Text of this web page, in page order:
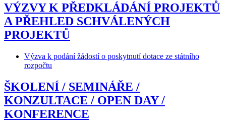
VÝZVY K PŘEDKLÁDÁNÍ PROJEKTŮ
A PŘEHLED SCHVÁLENÝCH
PROJEKTŮ
Výzva k podání žádostí o poskytnutí dotace ze státního
rozpočtu
ŠKOLENÍ / SEMINÁŘE /
KONZULTACE / OPEN DAY /
KONFERENCE